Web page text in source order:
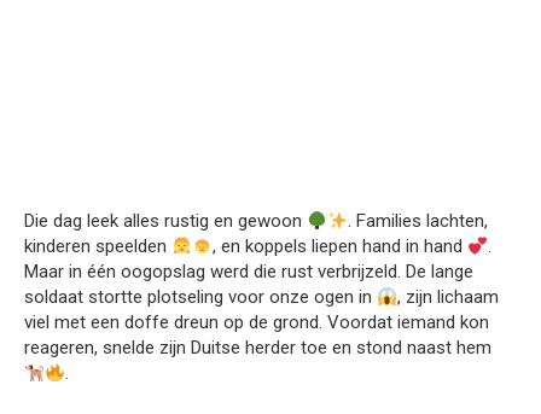
Die dag leek alles rustig en gewoon
. Families lachten,
kinderen speelden
, en koppels liepen hand in hand
.
Maar in één oogopslag werd die rust verbrijzeld. De lange
soldaat stortte plotseling voor onze ogen in
, zijn lichaam
viel met een doffe dreun op de grond. Voordat iemand kon
reageren, snelde zijn Duitse herder toe en stond naast hem
.